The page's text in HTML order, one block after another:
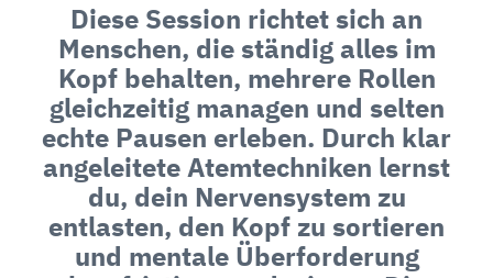
Diese Session richtet sich an
Menschen, die ständig alles im
Kopf behalten, mehrere Rollen
gleichzeitig managen und selten
echte Pausen erleben. Durch klar
angeleitete Atemtechniken lernst
du, dein Nervensystem zu
entlasten, den Kopf zu sortieren
und mentale Überforderung